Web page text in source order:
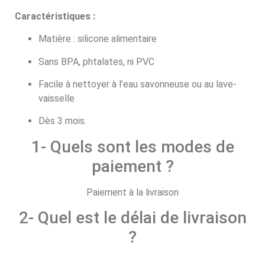
Caractéristiques :
Matière : silicone alimentaire
Sans BPA, phtalates, ni PVC
Facile à nettoyer à l’eau savonneuse ou au lave-
vaisselle
Dès 3 mois.
1- Quels sont les modes de
paiement ?
Paiement à la livraison
2- Quel est le délai de livraison
?